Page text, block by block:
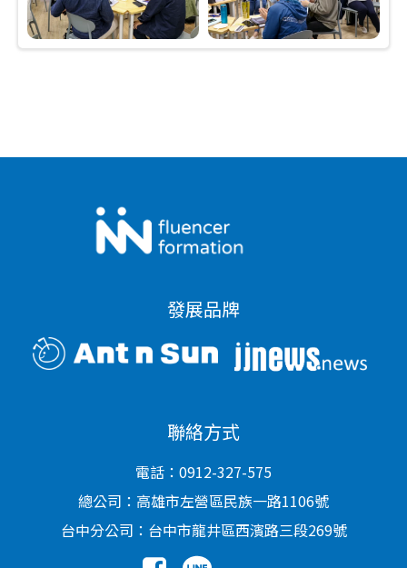
發展品牌
聯絡方式
電話：0912-327-575
總公司：高雄市左營區民族一路1106號
台中分公司：台中市龍井區西濱路三段269號